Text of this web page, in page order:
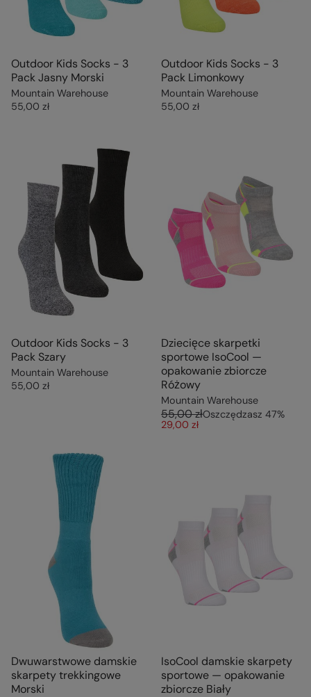
Outdoor Kids Socks - 3
Pack Jasny Morski
Mountain Warehouse
55,00 zł
Outdoor Kids Socks - 3
Pack Limonkowy
Mountain Warehouse
55,00 zł
Outdoor Kids Socks - 3
Pack Szary
Mountain Warehouse
55,00 zł
Dziecięce skarpetki
sportowe IsoCool —
opakowanie zbiorcze
Różowy
Mountain Warehouse
55,00 złOszczędzasz 47%
29,00 zł
Dwuwarstwowe damskie
skarpety trekkingowe
Morski
IsoCool damskie skarpety
sportowe — opakowanie
zbiorcze Biały